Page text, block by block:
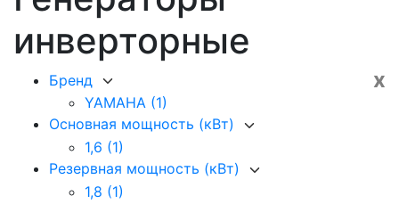
инверторные
x
Бренд
YAMAHA (1)
Основная мощность (кВт)
1,6 (1)
Резервная мощность (кВт)
1,8 (1)